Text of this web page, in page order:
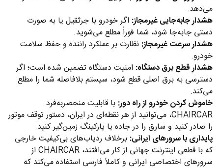
می‌دهد.
هشدار جابه‌جایی غیرمجاز: اگر خودرو با جرثقیل یا به صورت
دستی جابه‌جا شود، شما فوراً مطلع می‌شوید.
هشدار سرعت غیرمجاز: نظارت بر عملکرد راننده و حفظ سلامت
خودرو.
هشدار قطع برق دستگاه: امنیت دستگاه تضمین شده است؛ اگر
دسترسی به برق اصلی قطع شود، سیستم بلافاصله شما را مطلع
می‌کند.
خاموش کردن خودرو از راه دور: با قابلیت منحصر‌به‌فرد
CHAIRCAR، می‌توانید از هر نقطه‌ای در ایران، دستور توقف موتور
را صادر کنید و سارق را در جاده یا پارکینگ زمین‌گیر کنید.
پایداری با سرورهای ایرانی: برخلاف ردیاب‌های بی‌کیفیت خارجی
که با قطعی اینترنت جهانی از کار می‌افتند، CHAIRCAR از
سرورهای اختصاصی ایرانی و کاملاً فارسی استفاده می‌کند که